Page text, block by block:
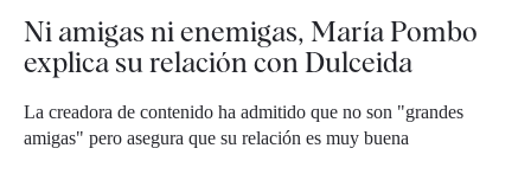
Ni amigas ni enemigas, María Pombo
explica su relación con Dulceida
La creadora de contenido ha admitido que no son "grandes
amigas" pero asegura que su relación es muy buena